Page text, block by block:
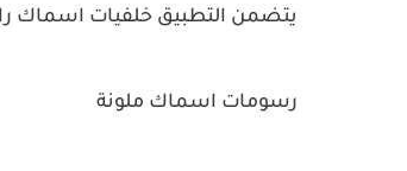
يتضمن التطبيق خلفيات اسماك
رسومات اسماك ملونة